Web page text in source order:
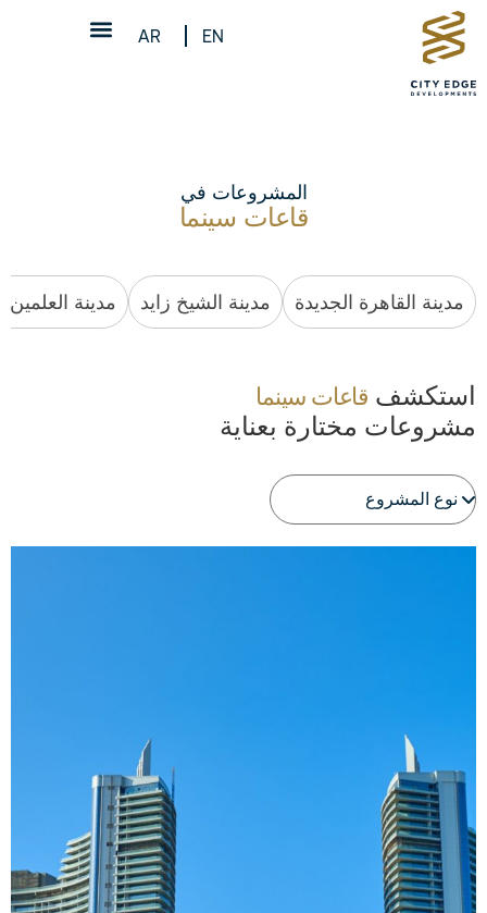
EN
AR
المشروعات في
قاعات سينما
مدينة القاهرة الجديدة مدينة الشيخ زايد مدينة العلمين
استكشف قاعات سينما
مشروعات مختارة بعناية